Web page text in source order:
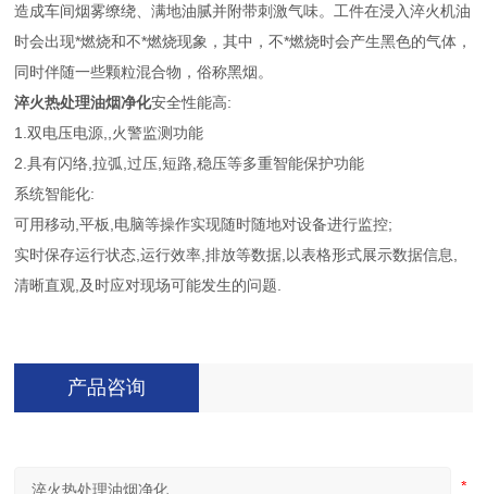
造成车间烟雾缭绕、满地油腻并附带刺激气味。工件在浸入淬火机油
时会出现*燃烧和不*燃烧现象，其中，不*燃烧时会产生黑色的气体，
同时伴随一些颗粒混合物，俗称黑烟。
淬火热处理油烟净化安全性能高:
1.双电压电源,,火警监测功能
2.具有闪络,拉弧,过压,短路,稳压等多重智能保护功能
系统智能化:
可用移动,平板,电脑等操作实现随时随地对设备进行监控;
实时保存运行状态,运行效率,排放等数据,以表格形式展示数据信息,
清晰直观,及时应对现场可能发生的问题.
产品咨询